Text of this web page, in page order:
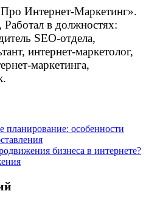
Интернет-Маркетинг».
в должностях:
SEO-отдела,
интернет-маркетолог,
маркетинга,
планирование: особенности
бизнеса в интернете?